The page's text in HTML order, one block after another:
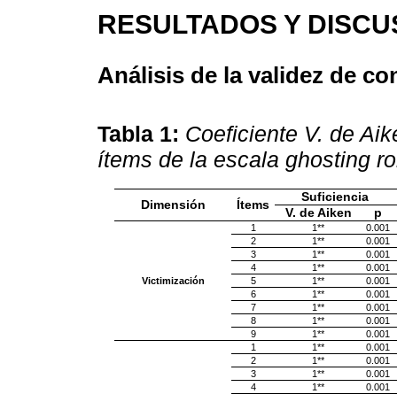
RESULTADOS Y
Análisis de la validez de
Tabla 1: Coeficiente V. de
ítems de la escala ghosting
Dimensión Ítems
Suficiencia
V. de Aiken
p
Victimización
1 1**
0.001
2
1**
0.001
3
1**
0.001
4
1**
0.001
5
1**
0.001
6
1**
0.001
7
1**
0.001
8
1**
0.001
9
1** 0.001
1 1**
0.001
2
1**
0.001
3
1**
0.001
4
1**
0.001